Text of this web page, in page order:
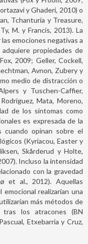
y Ghaderi, 2010) o
Tchanturia y Treasure,
M. y Francis, 2013). La
emociones negativas a
propiedades de
2009; Geller, Cockell,
Avnon, Zubery y
medio de distracción o
y Tuschen-Caffier,
Mata, Moreno,
de los síntomas como
es expresada de la
cuando opinan sobre el
(Kyriacou, Easter y
Skårderud y Holte,
Incluso la intensidad
con la gravedad
et al., 2012). Aquellas
realizarían una
más métodos de
tras los atracones (BN
Etxebarria y Cruz,